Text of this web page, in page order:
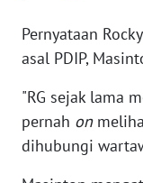
Pernyataan
asal PDIP,
"RG sejak lama
pernah on
dihubungi
TENTANG
KAMI
PEDOMAN
MEDIA
SIBER